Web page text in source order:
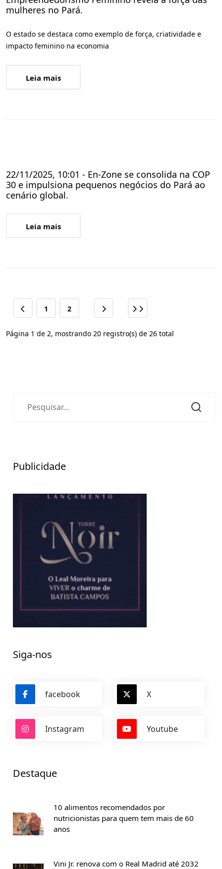
mulheres no Pará.
O estado se destaca como exemplo de força, criatividade e
impacto feminino na economia
Leia mais
22/11/2025, 10:01 - En-Zone se consolida na COP
30 e impulsiona pequenos negócios do Pará ao
cenário global.
Leia mais
1 2
Página 1 de 2, mostrando 20 registro(s) de 26 total
Publicidade
Siga-nos
facebook X
Instagram Youtube
Destaque
10 alimentos recomendados por
nutricionistas para quem tem mais de 60
anos
Vini Jr. renova com o Real Madrid até 2032